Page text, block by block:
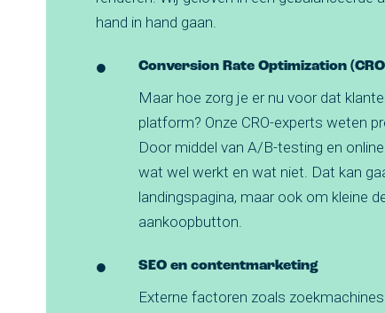
hand in hand gaan.
Conversion Rate Optimization
Maar hoe zorg je er nu voor dat
platform? Onze CRO-experts weten
Door middel van A/B-testing en
wat wel werkt en wat niet. Dat kan
landingspagina, maar ook om kleine
aankoopbutton.
SEO en contentmarketing
Externe factoren zoals